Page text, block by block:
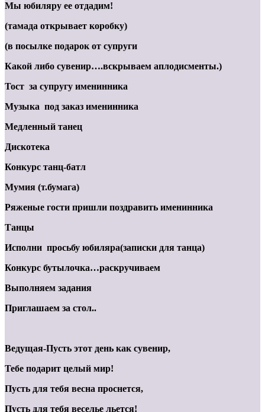
Мы юбиляру ее отдадим!
(тамада открывает коробку)
(в посылке подарок от супруги
Какой либо сувенир….вскрываем аплодисменты.)
Тост за супругу именинника
Музыка под заказ именинника
Медленный танец
Дискотека
Конкурс танц-батл
Мумия (т.бумага)
Ряженые гости пришли поздравить именинника
Танцы
Исполни просьбу юбиляра(записки для танца)
Конкурс бутылочка…раскручиваем
Выполняем задания
Приглашаем за стол..
Ведущая-Пусть этот день как сувенир,
Тебе подарит целый мир!
Пусть для тебя весна проснется,
Пусть для тебя веселье льется!